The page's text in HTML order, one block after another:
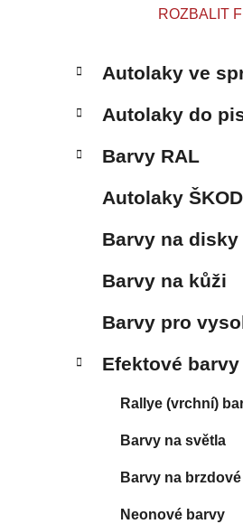
l
ROZBALIT
kategorie
a
e
o
Autolaky ve
Autolaky do
Barvy RAL
Autolaky
Barvy na disky
Barvy na kůži
Barvy pro
Efektové barvy
Rallye (vrchní)
Barvy na světla
Barvy na
Neonové barvy